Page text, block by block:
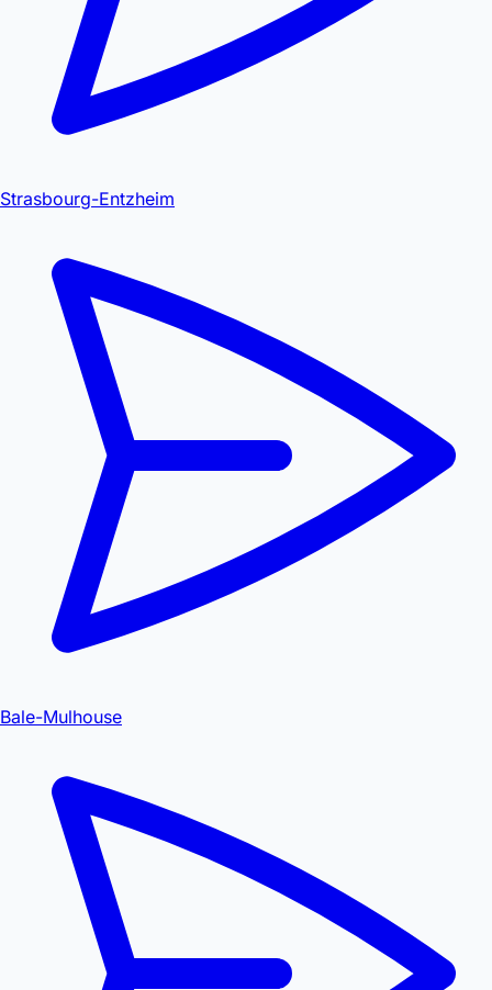
Strasbourg-Entzheim
Bale-Mulhouse